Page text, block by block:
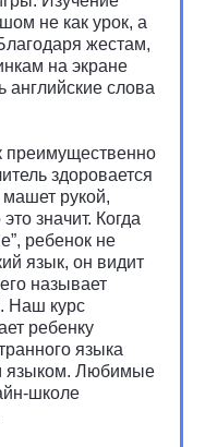
не как урок, а
жестам,
на экране
английские слова
преимущественно
здоровается
рукой,
значит. Когда
ребенок не
язык, он видит
называет
Наш курс
ребенку
языка
языком. Любимые
школе